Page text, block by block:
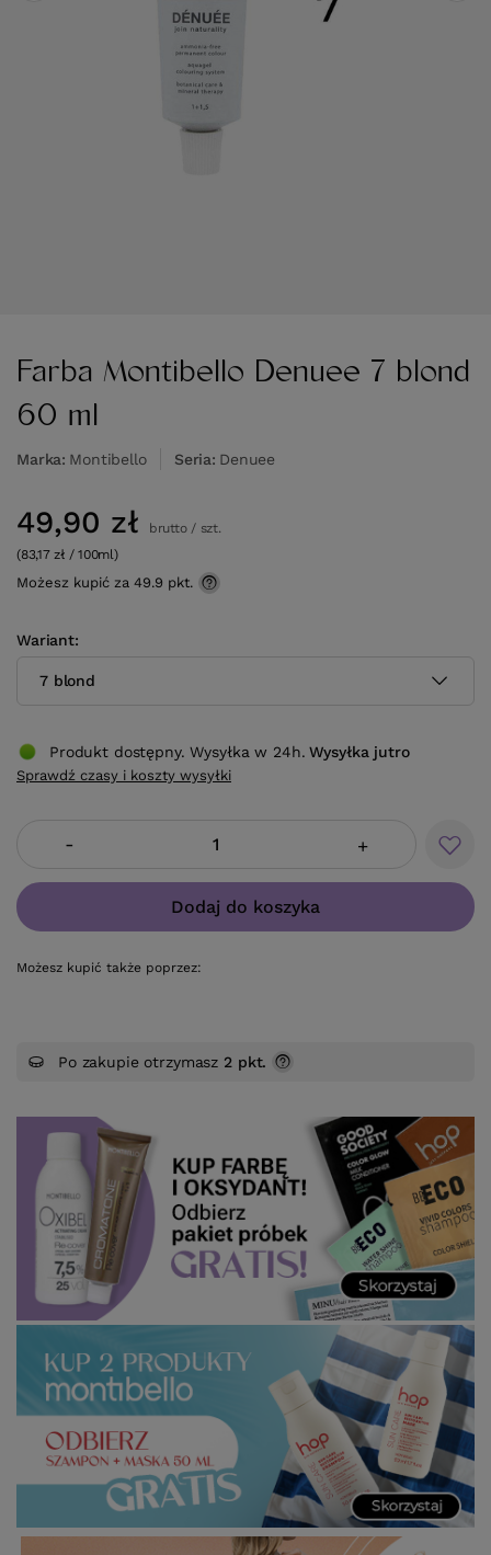
Farba Montibello Denuee 7 blond
60 ml
Marka Montibello Seria Denuee
Wariant
7 blond
49,90 zł brutto/ szt.
(83,17 zł / 100ml)
Możesz kupić za 49.9 pkt.
- +
Dodaj do koszyka
Możesz kupić także poprzez:
Produkt dostępny. Wysyłka w 24h. Wysyłka jutro
Sprawdź czasy i koszty wysyłki
Po zakupie otrzymasz 2 pkt.